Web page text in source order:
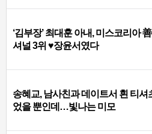
‘김부장’ 최대훈 아내, 미스코리아
셔널 3위 ♥장윤서였다
송혜교, 남사친과 데이트서 흰 티셔
었을 뿐인데…빛나는 미모